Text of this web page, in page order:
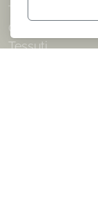
Tende
Carte da parati
Tessuti